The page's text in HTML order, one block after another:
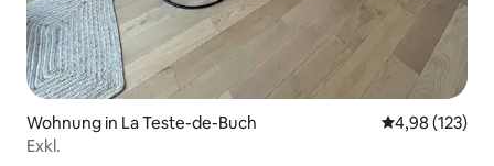
Wohnung in La Teste-de-Buch
4,98 (123)
Exkl.